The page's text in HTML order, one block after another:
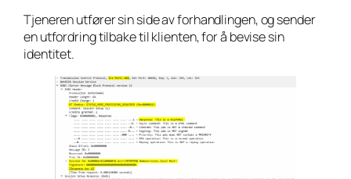
Tjeneren utfører sin side av forhandlingen, og sender
en utfordring tilbake til klienten, for å bevise sin
identitet.